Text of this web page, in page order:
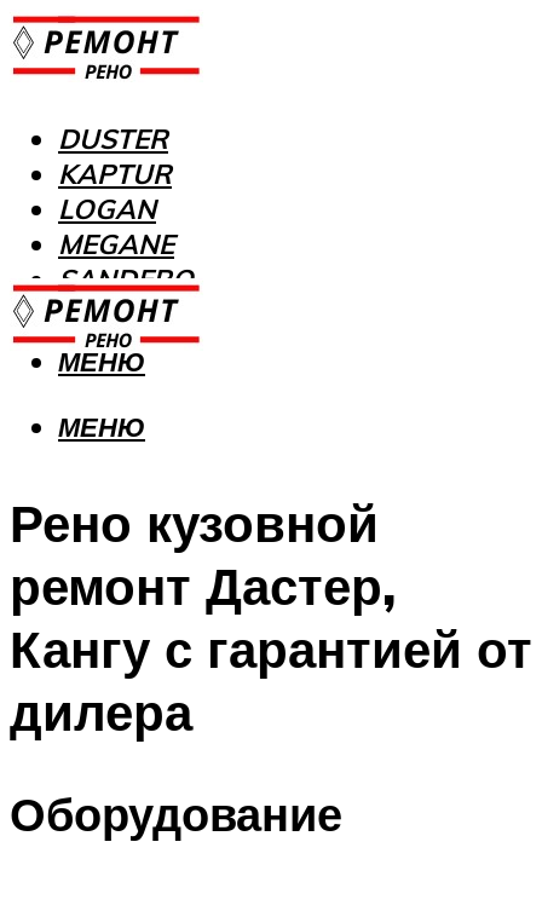
DUSTER
KAPTUR
LOGAN
MEGANE
SANDERO
МЕНЮ
МЕНЮ
Рено кузовной
ремонт Дастер,
Кангу с гарантией от
дилера
Оборудование